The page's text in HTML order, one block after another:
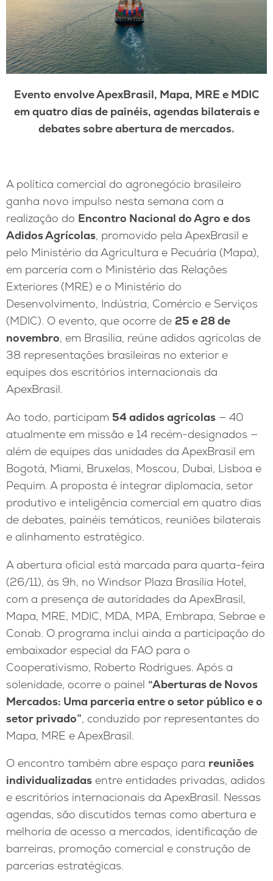
Evento envolve ApexBrasil, Mapa, MRE e MDIC
em quatro dias de painéis, agendas bilaterais e
debates sobre abertura de mercados.
A política comercial do agronegócio brasileiro
ganha novo impulso nesta semana com a
realização do Encontro Nacional do Agro e dos
Adidos Agrícolas, promovido pela ApexBrasil e
pelo Ministério da Agricultura e Pecuária (Mapa),
em parceria com o Ministério das Relações
Exteriores (MRE) e o Ministério do
Desenvolvimento, Indústria, Comércio e Serviços
(MDIC). O evento, que ocorre de 25 e 28 de
novembro, em Brasília, reúne adidos agrícolas de
38 representações brasileiras no exterior e
equipes dos escritórios internacionais da
ApexBrasil.
Ao todo, participam 54 adidos agrícolas — 40
atualmente em missão e 14 recém-designados —
além de equipes das unidades da ApexBrasil em
Bogotá, Miami, Bruxelas, Moscou, Dubai, Lisboa e
Pequim. A proposta é integrar diplomacia, setor
produtivo e inteligência comercial em quatro dias
de debates, painéis temáticos, reuniões bilaterais
e alinhamento estratégico.
A abertura oficial está marcada para quarta-feira
(26/11), às 9h, no Windsor Plaza Brasília Hotel,
com a presença de autoridades da ApexBrasil,
Mapa, MRE, MDIC, MDA, MPA, Embrapa, Sebrae e
Conab. O programa inclui ainda a participação do
embaixador especial da FAO para o
Cooperativismo, Roberto Rodrigues. Após a
solenidade, ocorre o painel “Aberturas de Novos
Mercados: Uma parceria entre o setor público e o
setor privado”, conduzido por representantes do
Mapa, MRE e ApexBrasil.
O encontro também abre espaço para reuniões
individualizadas entre entidades privadas, adidos
e escritórios internacionais da ApexBrasil. Nessas
agendas, são discutidos temas como abertura e
melhoria de acesso a mercados, identificação de
barreiras, promoção comercial e construção de
parcerias estratégicas.